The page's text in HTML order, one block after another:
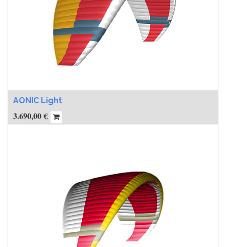
AONIC Light
3.690,00€